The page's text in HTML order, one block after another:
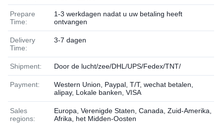
Prepare
Time:
1-3 werkdagen nadat u uw betaling heeft
ontvangen
Delivery
Time:
3-7 dagen
Shipment: Door de lucht/zee/DHL/UPS/Fedex/TNT/
Payment:
Western Union, Paypal, T/T, wechat betalen,
alipay, Lokale banken, VISA
Sales
regions:
Europa, Verenigde Staten, Canada, Zuid-Amerika,
Afrika, het Midden-Oosten